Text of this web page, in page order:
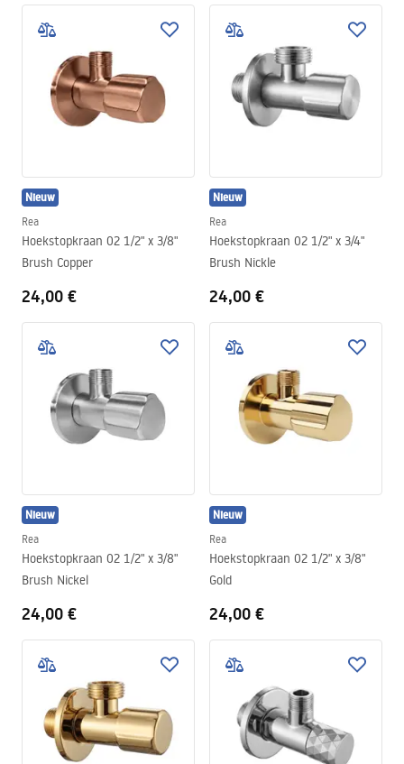
Nieuw
Rea
Hoekstopkraan 02 1/2" x 3/8"
Brush Copper
24,00 €
Nieuw
Rea
Hoekstopkraan 02 1/2" x 3/4"
Brush Nickle
24,00 €
Nieuw
Rea
Hoekstopkraan 02 1/2" x 3/8"
Brush Nickel
24,00 €
Nieuw
Rea
Hoekstopkraan 02 1/2" x 3/8"
Gold
24,00 €